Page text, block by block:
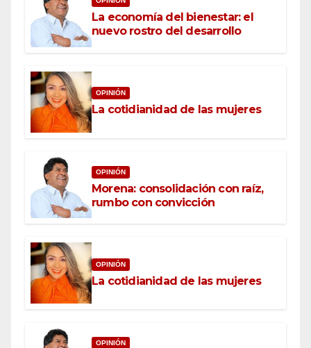
La economía del bienestar: el
nuevo rostro del desarrollo
OPINIÓN
La cotidianidad de las mujeres
OPINIÓN
Morena: consolidación con raíz,
rumbo con convicción
OPINIÓN
La cotidianidad de las mujeres
OPINIÓN